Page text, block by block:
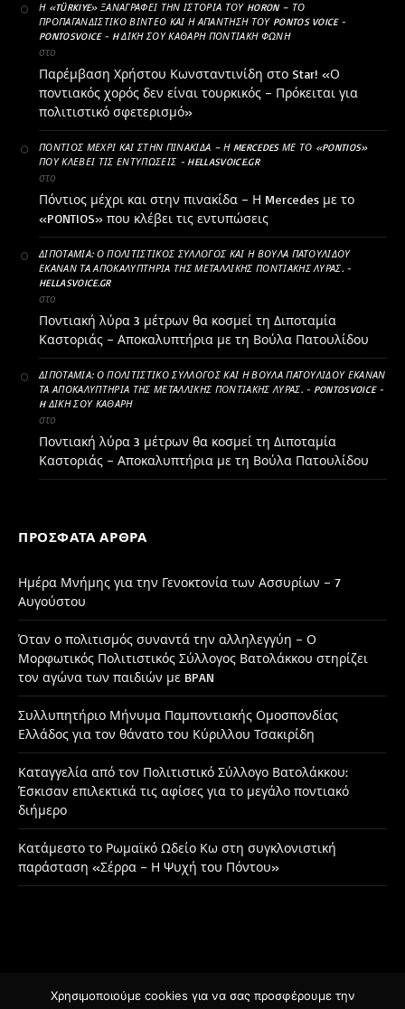
Η «TÜRKIYE» ΞΑΝΑΓΡΆΦΕΙ ΤΗΝ ΙΣΤΟΡΊΑ ΤΟΥ HORON – ΤΟ
ΠΡΟΠΑΓΑΝΔΙΣΤΙΚΌ ΒΊΝΤΕΟ ΚΑΙ Η ΑΠΆΝΤΗΣΗ ΤΟΥ PONTOS VOICE -
PONTOSVOICE - H ΔΙΚΉ ΣΟΥ ΚΑΘΑΡΗ ΠΟΝΤΙΑΚΉ ΦΩΝΉ
στο
Παρέμβαση Χρήστου Κωνσταντινίδη στο Star! «Ο
ποντιακός χορός δεν είναι τουρκικός – Πρόκειται για
πολιτιστικό σφετερισμό»
ΠΌΝΤΙΟΣ ΜΈΧΡΙ ΚΑΙ ΣΤΗΝ ΠΙΝΑΚΊΔΑ – Η MERCEDES ΜΕ ΤΟ «PONTIOS»
ΠΟΥ ΚΛΈΒΕΙ ΤΙΣ ΕΝΤΥΠΏΣΕΙΣ - HELLASVOICE.GR
στο
Πόντιος μέχρι και στην πινακίδα – Η Mercedes με το
«PONTIOS» που κλέβει τις εντυπώσεις
ΔΙΠΟΤΑΜΊΑ: Ο ΠΟΛΙΤΙΣΤΙΚΌΣ ΣΎΛΛΟΓΟΣ ΚΑΙ Η ΒΟΎΛΑ ΠΑΤΟΥΛΊΔΟΥ
ΈΚΑΝΑΝ ΤΑ ΑΠΟΚΑΛΥΠΤΉΡΙΑ ΤΗΣ ΜΕΤΑΛΛΙΚΉΣ ΠΟΝΤΙΑΚΉΣ ΛΎΡΑΣ. -
HELLASVOICE.GR
στο
Ποντιακή λύρα 3 μέτρων θα κοσμεί τη Διποταμία
Καστοριάς – Αποκαλυπτήρια με τη Βούλα Πατουλίδου
ΔΙΠΟΤΑΜΊΑ: Ο ΠΟΛΙΤΙΣΤΙΚΌ ΣΎΛΛΟΓΟΣ ΚΑΙ Η ΒΟΎΛΑ ΠΑΤΟΥΛΊΔΟΥ ΈΚΑΝΑΝ
ΤΑ ΑΠΟΚΑΛΥΠΤΉΡΙΑ ΤΗΣ ΜΕΤΑΛΛΙΚΉΣ ΠΟΝΤΙΑΚΉΣ ΛΎΡΑΣ. - PONTOSVOICE -
H ΔΙΚΉ ΣΟΥ ΚΑΘΑΡΗ
στο
Ποντιακή λύρα 3 μέτρων θα κοσμεί τη Διποταμία
Καστοριάς – Αποκαλυπτήρια με τη Βούλα Πατουλίδου
ΠΡΌΣΦΑΤΑ ΆΡΘΡΑ
Ημέρα Μνήμης για την Γενοκτονία των Ασσυρίων – 7
Αυγούστου
Όταν ο πολιτισμός συναντά την αλληλεγγύη – Ο
Μορφωτικός Πολιτιστικός Σύλλογος Βατολάκκου στηρίζει
τον αγώνα των παιδιών με BPAN
Συλλυπητήριο Μήνυμα Παμποντιακής Ομοσπονδίας
Ελλάδος για τον θάνατο του Κύριλλου Τσακιρίδη
Καταγγελία από τον Πολιτιστικό Σύλλογο Βατολάκκου:
Έσκισαν επιλεκτικά τις αφίσες για το μεγάλο ποντιακό
διήμερο
Κατάμεστο το Ρωμαϊκό Ωδείο Κω στη συγκλονιστική
παράσταση «Σέρρα – Η Ψυχή του Πόντου»
Χρησιμοποιούμε cookies για να σας προσφέρουμε την